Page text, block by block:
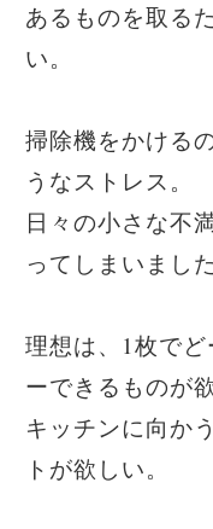
あるものを取る
い。
掃除機をかける
うなストレス。
日々の小さな不
ってしまいました
理想は、1枚で
ーできるものが
キッチンに向か
トが欲しい。